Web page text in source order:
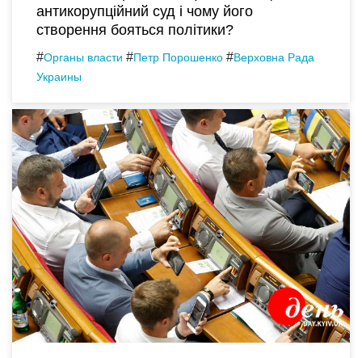
антикорупційний суд і чому його
створення бояться політики?
#Органы власти #Петр Порошенко #Верховна Рада
Украины